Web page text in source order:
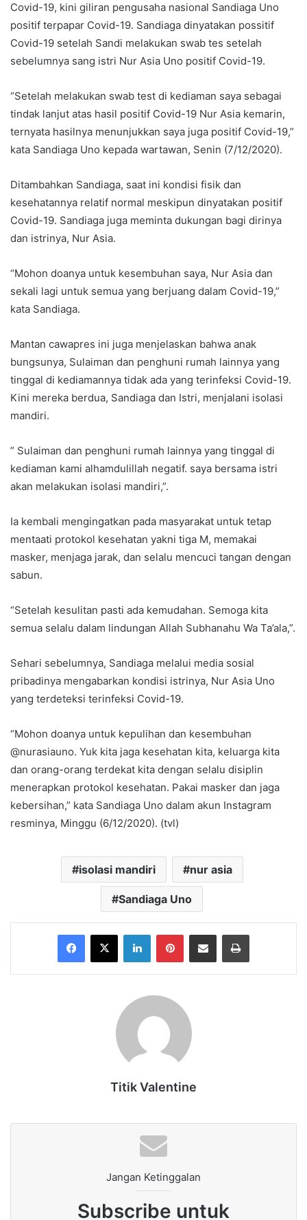
Covid-19, kini giliran pengusaha nasional Sandiaga Uno
positif terpapar Covid-19. Sandiaga dinyatakan possitif
Covid-19 setelah Sandi melakukan swab tes setelah
sebelumnya sang istri Nur Asia Uno positif Covid-19.
“Setelah melakukan swab test di kediaman saya sebagai
tindak lanjut atas hasil positif Covid-19 Nur Asia kemarin,
ternyata hasilnya menunjukkan saya juga positif Covid-19,”
kata Sandiaga Uno kepada wartawan, Senin (7/12/2020).
Ditambahkan Sandiaga, saat ini kondisi fisik dan
kesehatannya relatif normal meskipun dinyatakan positif
Covid-19. Sandiaga juga meminta dukungan bagi dirinya
dan istrinya, Nur Asia.
“Mohon doanya untuk kesembuhan saya, Nur Asia dan
sekali lagi untuk semua yang berjuang dalam Covid-19,”
kata Sandiaga.
Mantan cawapres ini juga menjelaskan bahwa anak
bungsunya, Sulaiman dan penghuni rumah lainnya yang
tinggal di kediamannya tidak ada yang terinfeksi Covid-19.
Kini mereka berdua, Sandiaga dan Istri, menjalani isolasi
mandiri.
” Sulaiman dan penghuni rumah lainnya yang tinggal di
kediaman kami alhamdulillah negatif. saya bersama istri
akan melakukan isolasi mandiri,”.
Ia kembali mengingatkan pada masyarakat untuk tetap
mentaati protokol kesehatan yakni tiga M, memakai
masker, menjaga jarak, dan selalu mencuci tangan dengan
sabun.
“Setelah kesulitan pasti ada kemudahan. Semoga kita
semua selalu dalam lindungan Allah Subhanahu Wa Ta’ala,”.
Sehari sebelumnya, Sandiaga melalui media sosial
pribadinya mengabarkan kondisi istrinya, Nur Asia Uno
yang terdeteksi terinfeksi Covid-19.
“Mohon doanya untuk kepulihan dan kesembuhan
@nurasiauno. Yuk kita jaga kesehatan kita, keluarga kita
dan orang-orang terdekat kita dengan selalu disiplin
menerapkan protokol kesehatan. Pakai masker dan jaga
kebersihan,” kata Sandiaga Uno dalam akun Instagram
resminya, Minggu (6/12/2020). (tvl)
isolasi mandiri nur asia
Sandiaga Uno
Facebook
X LinkedInPinterestShare via Email Print
Titik Valentine
Jangan Ketinggalan
Subscribe untuk